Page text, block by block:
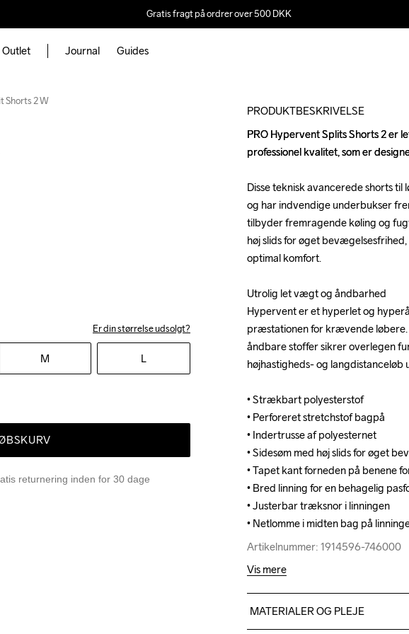
Gratis fragt på ordrer over 500 DKK
Outlet Journal Guides
Shorts 2 W
Er din størrelse udsolgt?
M L
returnering inden for 30 dage
PRODUKTBESKRIVELSE
PRO Hypervent Splits Shorts 2 er
professionel kvalitet, som er
Disse teknisk avancerede shorts
og har indvendige underbukser
tilbyder fremragende køling og
høj slids for øget
optimal komfort.
Utrolig let vægt og åndbarhed
Hypervent er et hyperlet og
præstationen for krævende
åndbare stoffer sikrer overlegen
højhastigheds- og langdistanceløb
• Strækbart polyesterstof
• Perforeret stretchstof bagpå
• Indertrusse af polyesternet
• Sidesøm med høj slids for øget
• Tapet kant forneden på benene
• Bred linning for en behagelig
• Justerbar træksnor i linningen
• Netlomme i midten bag på
Artikelnummer: 1914596-746000
PRO Hypervent Splits Shorts 2 er
professionel kvalitet, som er
Disse teknisk avancerede shorts
og har indvendige underbukser
tilbyder fremragende køling og
høj slids for øget
optimal komfort.
Utrolig let vægt og åndbarhed
Hypervent er et hyperlet og
præstationen for krævende
åndbare stoffer sikrer overlegen
højhastigheds- og langdistanceløb
• Strækbart polyesterstof
• Perforeret stretchstof bagpå
• Indertrusse af polyesternet
• Sidesøm med høj slids for øget
• Tapet kant forneden på benene
• Bred linning for en behagelig
• Justerbar træksnor i linningen
• Netlomme i midten bag på
Artikelnummer: 1914596-746000
Vis mere
MATERIALER OG PLEJE